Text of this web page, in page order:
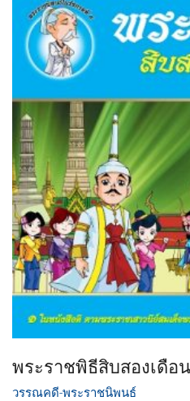
พระราชพิธีสิบสองเดือ
วรรณคดี-พระราชนิพนธ์